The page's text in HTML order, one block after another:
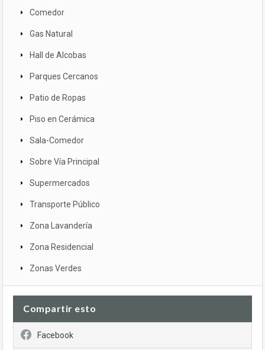
Comedor
Gas Natural
Hall de Alcobas
Parques Cercanos
Patio de Ropas
Piso en Cerámica
Sala-Comedor
Sobre Vía Principal
Supermercados
Transporte Público
Zona Lavandería
Zona Residencial
Zonas Verdes
Compartir esto
Facebook